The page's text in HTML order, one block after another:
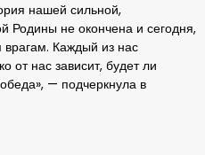
нашей сильной,
Родины не окончена и сегодня,
врагам. Каждый из нас
от нас зависит, будет ли
— подчеркнула в